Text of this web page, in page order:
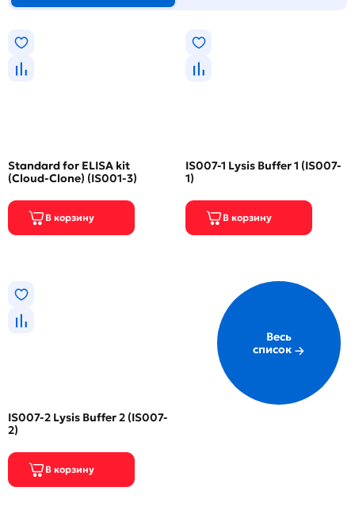
Standard for ELISA kit
(Cloud-Clone) (IS001-3)
IS007-1 Lysis Buffer 1 (IS007-
1)
IS007-2 Lysis Buffer 2 (IS007-
2)
Весь
список